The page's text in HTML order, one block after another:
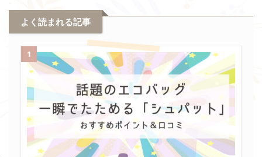
よく読まれる記事
1